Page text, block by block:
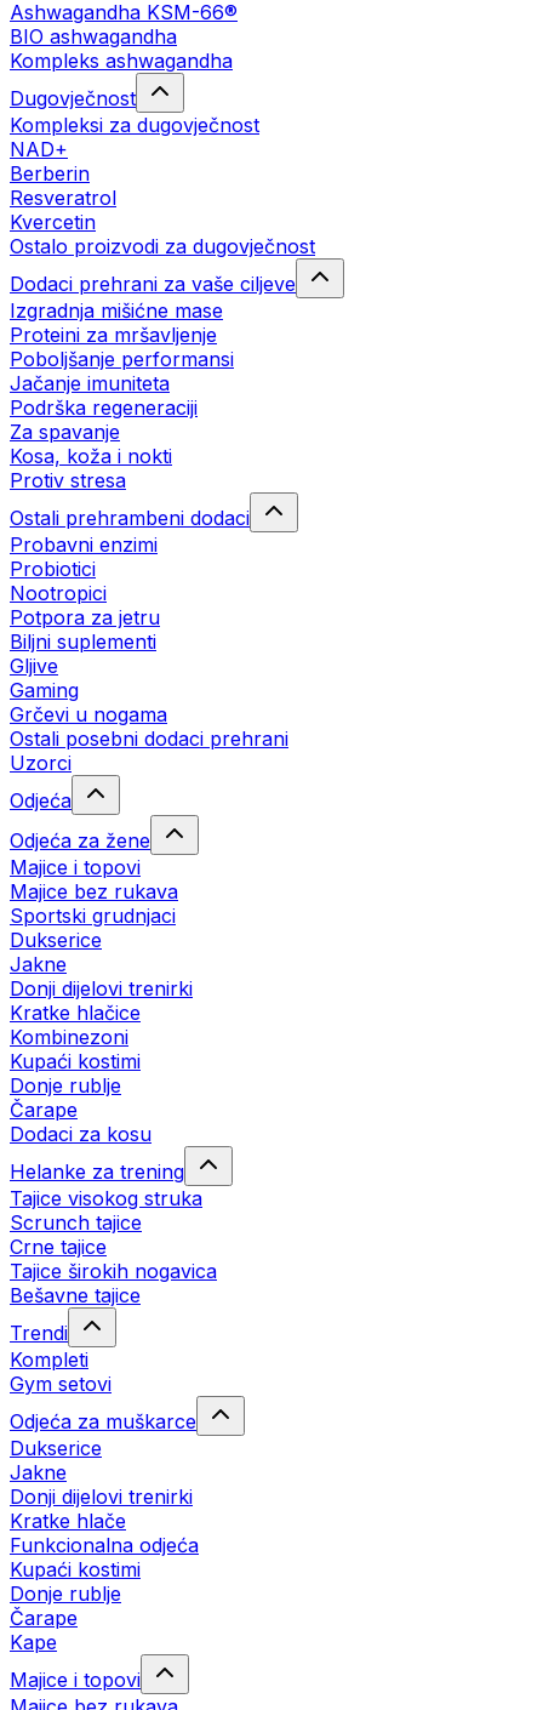
Ashwagandha KSM-66®
BIO ashwagandha
Kompleks ashwagandha
Dugovječnost
Kompleksi za dugovječnost
NAD+
Berberin
Resveratrol
Kvercetin
Ostalo proizvodi za dugovječnost
Dodaci prehrani za vaše ciljeve
Izgradnja mišićne mase
Proteini za mršavljenje
Poboljšanje performansi
Jačanje imuniteta
Podrška regeneraciji
Za spavanje
Kosa, koža i nokti
Protiv stresa
Ostali prehrambeni dodaci
Probavni enzimi
Probiotici
Nootropici
Potpora za jetru
Biljni suplementi
Gljive
Gaming
Grčevi u nogama
Ostali posebni dodaci prehrani
Uzorci
Odjeća
Odjeća za žene
Majice i topovi
Majice bez rukava
Sportski grudnjaci
Dukserice
Jakne
Donji dijelovi trenirki
Kratke hlačice
Kombinezoni
Kupaći kostimi
Donje rublje
Čarape
Dodaci za kosu
Helanke za trening
Tajice visokog struka
Scrunch tajice
Crne tajice
Tajice širokih nogavica
Bešavne tajice
Trendi
Kompleti
Gym setovi
Odjeća za muškarce
Dukserice
Jakne
Donji dijelovi trenirki
Kratke hlače
Funkcionalna odjeća
Kupaći kostimi
Donje rublje
Čarape
Kape
Majice i topovi